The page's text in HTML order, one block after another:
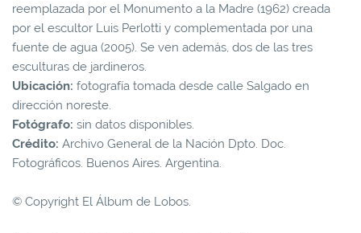
reemplazada por el Monumento a la Madre (1962) creada
por el escultor Luis Perlotti y complementada por una
fuente de agua (2005). Se ven además, dos de las tres
esculturas de jardineros.
Ubicación: fotografía tomada desde calle Salgado en
dirección noreste.
Fotógrafo: sin datos disponibles.
Crédito: Archivo General de la Nación Dpto. Doc.
Fotográficos. Buenos Aires. Argentina.
© Copyright El Álbum de Lobos.